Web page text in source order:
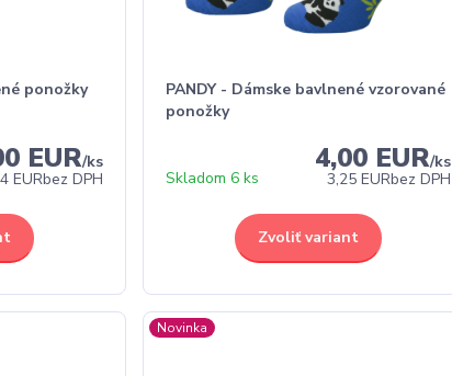
ponožky
EUR/ks
EURbez DPH
PANDY - Dámske bavlnené vzorované
ponožky
4,00 EUR/ks
3,25 EURbez DPH
Skladom 6 ks
Zvoliť variant
Novinka